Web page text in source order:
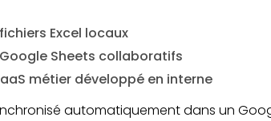
Excel locaux
Sheets collaboratifs
métier développé en interne
automatiquement dans un